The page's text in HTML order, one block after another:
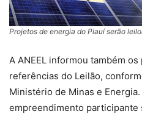
Projetos de energia do Piauí serão
A ANEEL informou também
referências do Leilão,
Ministério de Minas e
empreendimento participante